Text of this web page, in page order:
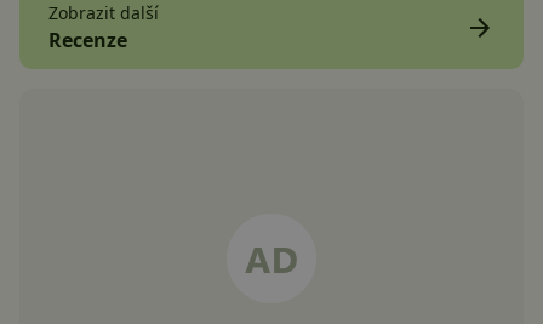
Zobrazit další
Recenze